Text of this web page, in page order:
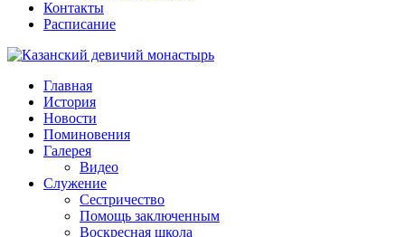
Контакты
Расписание
Главная
История
Новости
Поминовения
Галерея
Видео
Служение
Сестричество
Помощь заключенным
Воскресная школа